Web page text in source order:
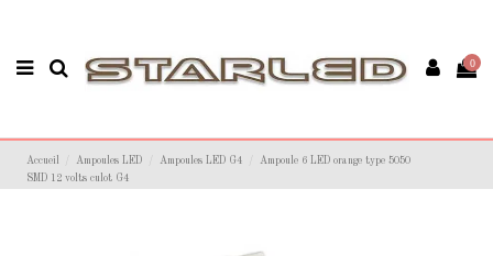
0
Accueil Ampoules LED Ampoules LED G4
Ampoule 6 LED orange type 5050
SMD 12 volts culot G4